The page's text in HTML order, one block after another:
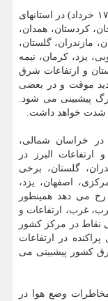
افزود: امروز (۱۷ خرداد) در استانهای
کردستان، همدان،
مازندران، گلستان،
یزد، کرمان، نیمه
و ارتفاعات شرق
موقت و در بعضی
پیشبینی می شود.
شدت خواهد داشت.
شرایط در خراسان شمالی،
البرز در
گلستان، برخی
اصفهان، یزد،
رخ می دهد همینطور
غرب، غرب، ارتفاعات و
نقاط در مرکز کشور
در ارتفاعات
کشور پیشبینی می
وضع هوا در